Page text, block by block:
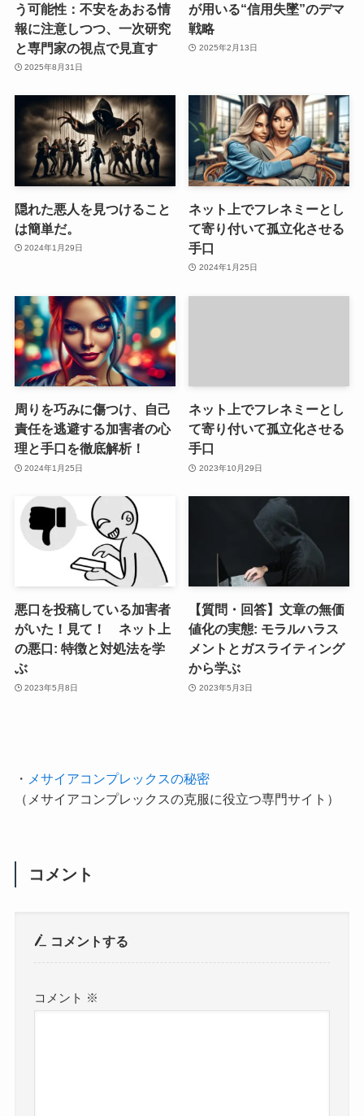
う可能性：不安をあおる情
報に注意しつつ、一次研究
と専門家の視点で見直す
2025年8月31日
が用いる“信用失墜”のデマ
戦略
2025年2月13日
隠れた悪人を見つけること
は簡単だ。
2024年1月29日
ネット上でフレネミーとし
て寄り付いて孤立化させる
手口
2024年1月25日
周りを巧みに傷つけ、自己
責任を逃避する加害者の心
理と手口を徹底解析！
2024年1月25日
ネット上でフレネミーとし
て寄り付いて孤立化させる
手口
2023年10月29日
悪口を投稿している加害者
がいた！見て！ ネット上
の悪口: 特徴と対処法を学
ぶ
2023年5月8日
【質問・回答】文章の無価
値化の実態: モラルハラス
メントとガスライティング
から学ぶ
2023年5月3日
・
メサイアコンプレックスの秘密
（メサイアコンプレックスの克服に役立つ専門サイト）
コメント
コメントする
コメント ※